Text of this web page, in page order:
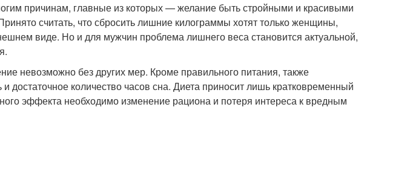
причинам, главные из которых — желание быть стройными и красивыми
считать, что сбросить лишние килограммы хотят только женщины,
виде. Но и для мужчин проблема лишнего веса становится актуальной,
невозможно без других мер. Кроме правильного питания, также
достаточное количество часов сна. Диета приносит лишь кратковременный
эффекта необходимо изменение рациона и потеря интереса к вредным